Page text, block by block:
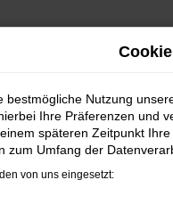
VW
hat einen
reichen können.
Assistenzsysteme.
bestmögliche Nutzung
Ihre Präferenzen und
späteren Zeitpunkt
zum Umfang der
von uns eingesetzt: